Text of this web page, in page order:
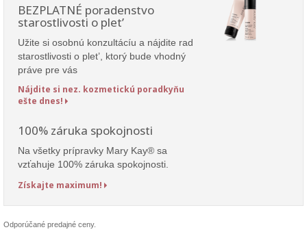
BEZPLATNÉ poradenstvo
starostlivosti o plet’
Užite si osobnú konzultácíu a nájdite rad
starostlivosti o plet’, ktorý bude vhodný
práve pre vás
Nájdite si nez. kozmetickú poradkyňu
ešte dnes!
100% záruka spokojnosti
Na všetky prípravky Mary Kay® sa
vzťahuje 100% záruka spokojnosti.
Získajte maximum!
Odporúčané predajné ceny.